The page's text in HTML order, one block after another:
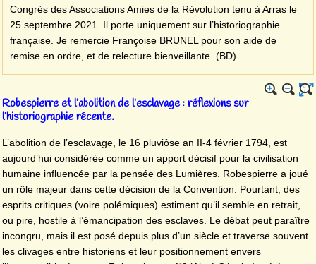
Congrès des Associations Amies de la Révolution tenu à Arras le
25 septembre 2021. Il porte uniquement sur l’historiographie
française. Je remercie Françoise BRUNEL pour son aide de
remise en ordre, et de relecture bienveillante. (BD)
Robespierre et l’abolition de l’esclavage : réflexions sur
l’historiographie récente.
L’abolition de l’esclavage, le 16 pluviôse an II-4 février 1794, est
aujourd’hui considérée comme un apport décisif pour la civilisation
humaine influencée par la pensée des Lumières. Robespierre a joué
un rôle majeur dans cette décision de la Convention. Pourtant, des
esprits critiques (voire polémiques) estiment qu’il semble en retrait,
ou pire, hostile à l’émancipation des esclaves. Le débat peut paraître
incongru, mais il est posé depuis plus d’un siècle et traverse souvent
les clivages entre historiens et leur positionnement envers